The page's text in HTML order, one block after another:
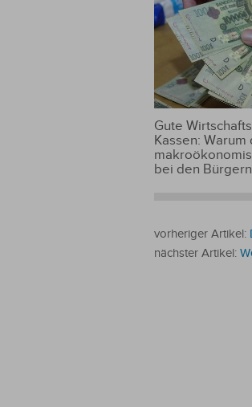
Gute
Kassen: Warum
bei den
vorheriger Artikel:
nächster Artikel: